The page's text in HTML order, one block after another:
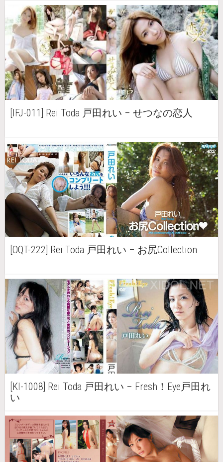
[IFJ-011] Rei Toda 戸田れい – せつなの恋人
[OQT-222] Rei Toda 戸田れい – お尻Collection
[KI-1008] Rei Toda 戸田れい – Fresh！Eye戸田れ
い